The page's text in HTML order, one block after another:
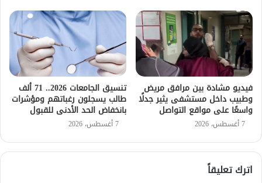
فيديو مشادة بين مرافق مريض
وطبيب داخل مستشفى يثير جدلًا
واسعًا على مواقع التواصل
7 أغسطس، 2026
تنسيق الجامعات 2026.. 71 ألف
طالب يسجلون رغباتهم ومؤشرات
بانخفاض الحد الأدنى للقبول
7 أغسطس، 2026
اترك تعليقاً